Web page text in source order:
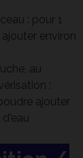
: pour 1
environ
au
:
ajouter